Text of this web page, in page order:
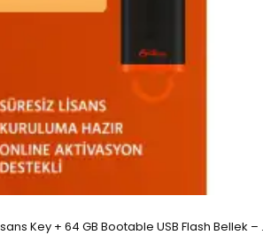
Office 2016